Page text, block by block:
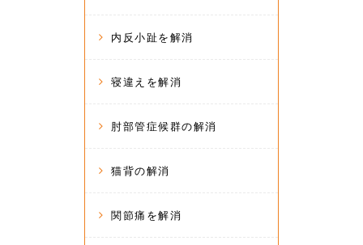
内反小趾を解消
寝違えを解消
肘部管症候群の解消
猫背の解消
関節痛を解消